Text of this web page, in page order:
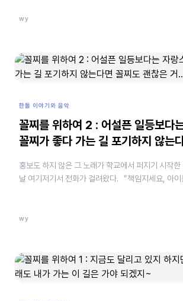
wy
한돌 이야기와 음악
꼴찌를 위하여 2 : 어설픈 일등보다는 자랑스러
꼴찌가 좋다 가는 길 포기하지 않는
홍보도 하지 않은 그 노래가 학교에서 퍼지기 시작
날 여기저기서 전화가 걸려왔다. “책임지세요, 아이
wy